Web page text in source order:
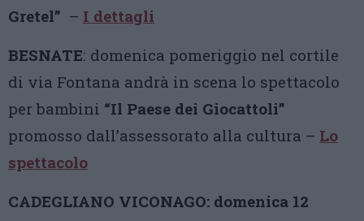
Gretel” – I dettagli
BESNATE: domenica pomeriggio nel cortile
di via Fontana andrà in scena lo spettacolo
per bambini “Il Paese dei Giocattoli”
promosso dall’assessorato alla cultura – Lo
spettacolo
CADEGLIANO VICONAGO: domenica 12